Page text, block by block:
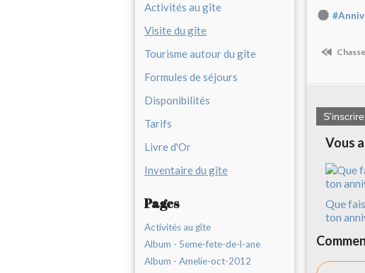
Activités au gîte
Visite du gîte
Tourisme autour du gîte
Formules de séjours
Disponibilités
Tarifs
Livre d'Or
Inventaire du gîte
Pages
Activités au gîte
Album - 5eme-fete-de-l-ane
Album - Amelie-oct-2012
Vous
Que
ton